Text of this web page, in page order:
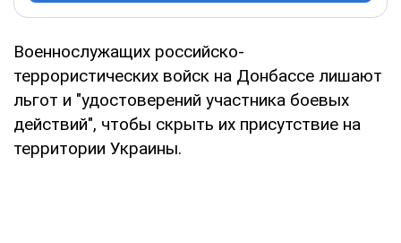
Военнослужащих российско-
террористических войск на Донбассе лишают
льгот и "удостоверений участника боевых
действий", чтобы скрыть их присутствие на
территории Украины.